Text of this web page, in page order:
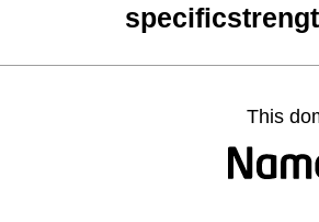
This